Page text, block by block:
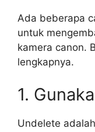
Ada beberapa
untuk
kamera canon.
lengkapnya.
1.
Undelete